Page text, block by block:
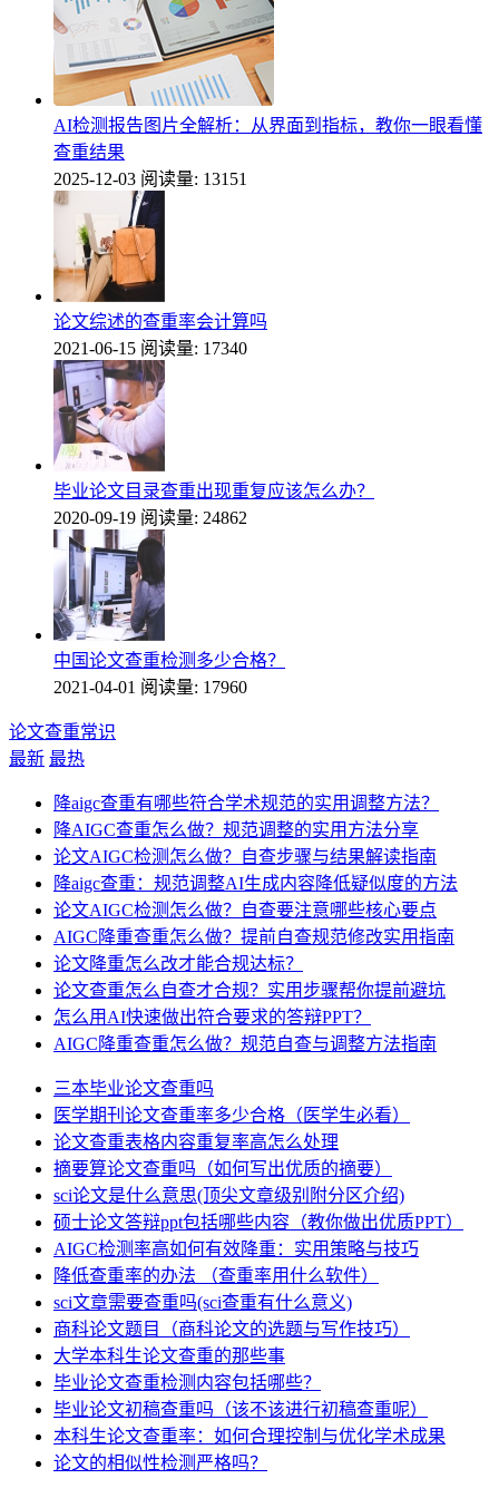
AI检测报告图片全解析：从界面到指标，教你一眼看懂
查重结果
2025-12-03 阅读量: 13151
论文综述的查重率会计算吗
2021-06-15 阅读量: 17340
毕业论文目录查重出现重复应该怎么办？
2020-09-19 阅读量: 24862
中国论文查重检测多少合格？
2021-04-01 阅读量: 17960
论文查重常识
最新 最热
降aigc查重有哪些符合学术规范的实用调整方法？
降AIGC查重怎么做？规范调整的实用方法分享
论文AIGC检测怎么做？自查步骤与结果解读指南
降aigc查重：规范调整AI生成内容降低疑似度的方法
论文AIGC检测怎么做？自查要注意哪些核心要点
AIGC降重查重怎么做？提前自查规范修改实用指南
论文降重怎么改才能合规达标？
论文查重怎么自查才合规？实用步骤帮你提前避坑
怎么用AI快速做出符合要求的答辩PPT？
AIGC降重查重怎么做？规范自查与调整方法指南
三本毕业论文查重吗
医学期刊论文查重率多少合格（医学生必看）
论文查重表格内容重复率高怎么处理
摘要算论文查重吗（如何写出优质的摘要）
sci论文是什么意思(顶尖文章级别附分区介绍)
硕士论文答辩ppt包括哪些内容（教你做出优质PPT）
AIGC检测率高如何有效降重：实用策略与技巧
降低查重率的办法 （查重率用什么软件）
sci文章需要查重吗(sci查重有什么意义)
商科论文题目（商科论文的选题与写作技巧）
大学本科生论文查重的那些事
毕业论文查重检测内容包括哪些？
毕业论文初稿查重吗（该不该进行初稿查重呢）
本科生论文查重率：如何合理控制与优化学术成果
论文的相似性检测严格吗？